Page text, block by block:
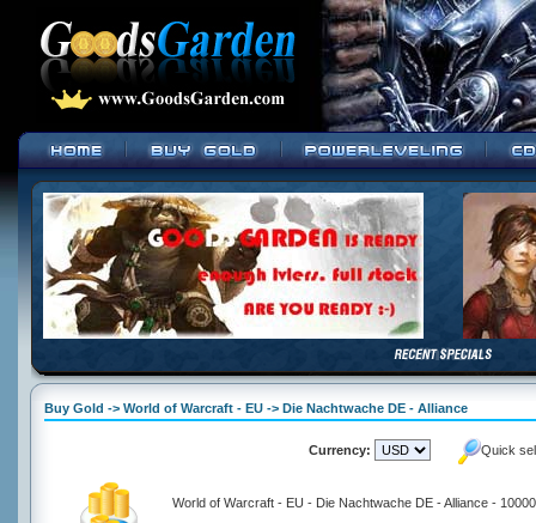
Buy Gold -> World of Warcraft - EU -> Die Nachtwache DE - Alliance
Currency: Quick
World of Warcraft - EU - Die Nachtwache DE - Alliance -